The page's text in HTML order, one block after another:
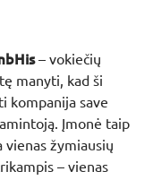
– vokiečių
manyti, kad ši
kompanija save
Įmonė taip
vienas žymiausių
– vienas